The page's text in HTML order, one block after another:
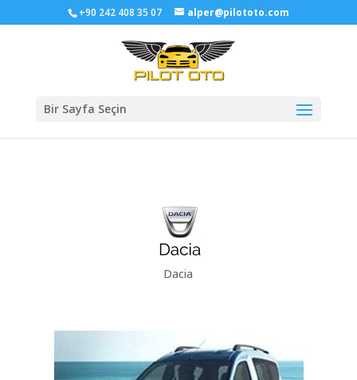
+90 242 408 35 07 alper@pilototo.com
Bir Sayfa Seçin
Dacia